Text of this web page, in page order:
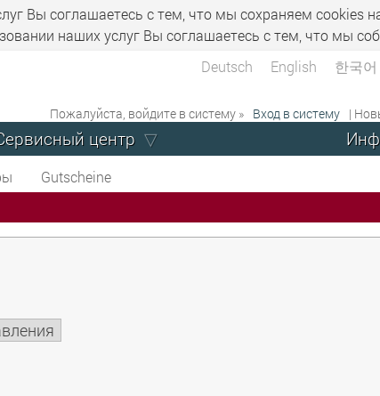
Вы соглашаетесь с тем, что мы сохраняем сookies
наших услуг Вы соглашаетесь с тем, что мы
Deutsch English 한국어
Пожалуйста, войдите в систему » Вход в систему |
центр
Gutscheine